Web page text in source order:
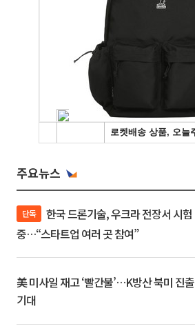
주요뉴스
단독
중…“스타트업 여러 곳 참여”
美 미사일 재고 ‘빨간불’…K방산 북미 진출
기대